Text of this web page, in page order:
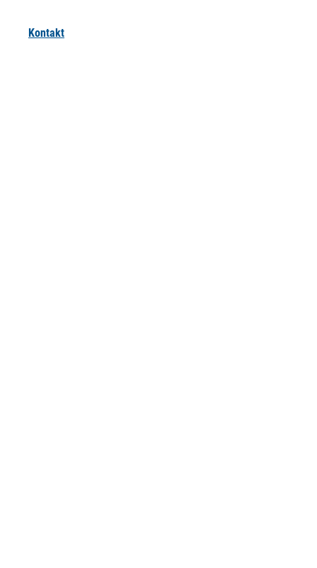
Kontakt